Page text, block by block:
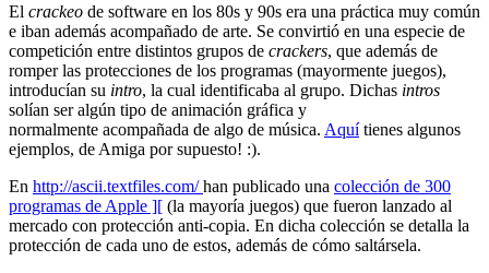
El crackeo de software en los 80s y 90s era una práctica muy común
e iban además acompañado de arte. Se convirtió en una especie de
competición entre distintos grupos de crackers, que además de
romper las protecciones de los programas (mayormente juegos),
introducían su intro, la cual identificaba al grupo. Dichas intros
solían ser algún tipo de animación gráfica y
normalmente acompañada de algo de música. Aquítienes algunos
ejemplos, de Amiga por supuesto! :).
En http://ascii.textfiles.com/han publicado una colección de 300
programas de Apple ][ (la mayoría juegos) que fueron lanzado al
mercado con protección anti-copia. En dicha colección se detalla la
protección de cada uno de estos, además de cómo saltársela.